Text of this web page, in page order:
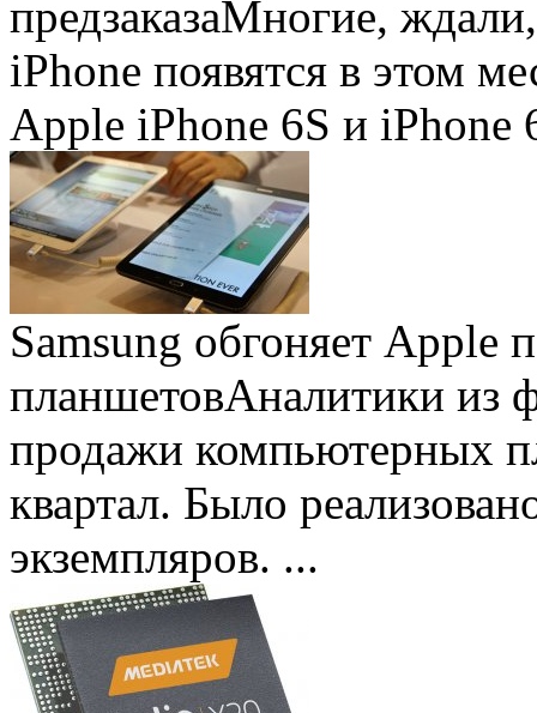
предзаказаМногие, ждали,
iPhone появятся в этом
Apple iPhone 6S и iPhone
Samsung обгоняет Apple
планшетовАналитики из
продажи компьютерных
квартал. Было
экземпляров. ...